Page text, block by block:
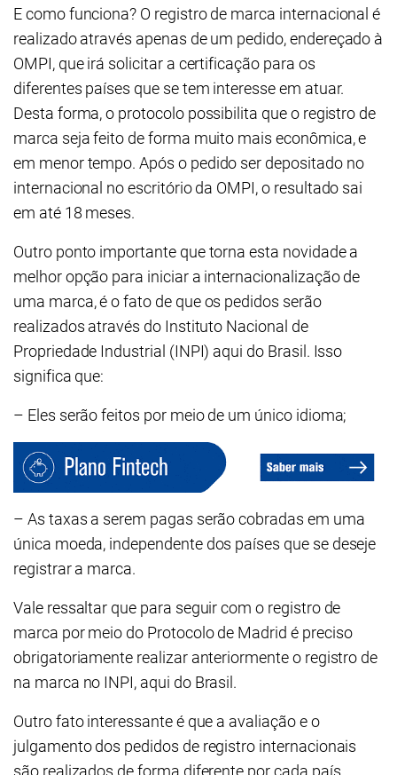
E como funciona? O registro de marca internacional é
realizado através apenas de um pedido, endereçado à
OMPI, que irá solicitar a certificação para os
diferentes países que se tem interesse em atuar.
Desta forma, o protocolo possibilita que o registro de
marca seja feito de forma muito mais econômica, e
em menor tempo. Após o pedido ser depositado no
internacional no escritório da OMPI, o resultado sai
em até 18 meses.
Outro ponto importante que torna esta novidade a
melhor opção para iniciar a internacionalização de
uma marca, é o fato de que os pedidos serão
realizados através do Instituto Nacional de
Propriedade Industrial (INPI) aqui do Brasil. Isso
significa que:
– Eles serão feitos por meio de um único idioma;
– As taxas a serem pagas serão cobradas em uma
única moeda, independente dos países que se deseje
registrar a marca.
Vale ressaltar que para seguir com o registro de
marca por meio do Protocolo de Madrid é preciso
obrigatoriamente realizar anteriormente o registro de
na marca no INPI, aqui do Brasil.
Outro fato interessante é que a avaliação e o
julgamento dos pedidos de registro internacionais
são realizados de forma diferente por cada país.